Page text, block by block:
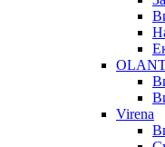
Virena